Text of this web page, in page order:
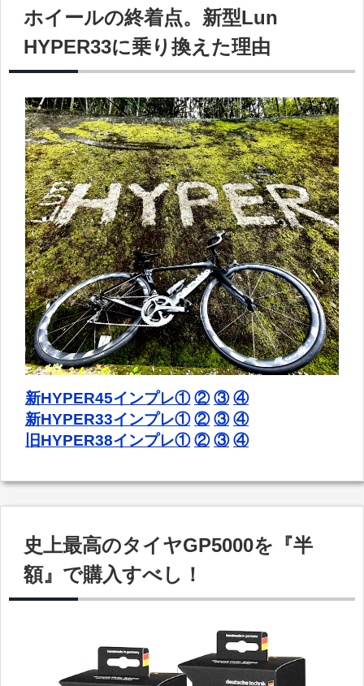
ホイールの終着点。新型Lun
HYPER33に乗り換えた理由
新HYPER45インプレ① ② ③ ④
新HYPER33インプレ① ② ③ ④
旧HYPER38インプレ① ② ③ ④
史上最高のタイヤGP5000を『半
額』で購入すべし！